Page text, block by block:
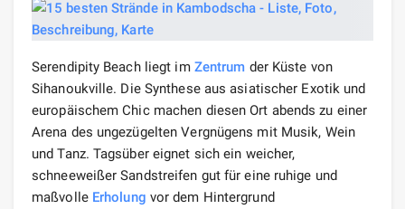
Serendipity Beach liegt im Zentrum der Küste von
Sihanoukville. Die Synthese aus asiatischer Exotik und
europäischem Chic machen diesen Ort abends zu einer
Arena des ungezügelten Vergnügens mit Musik, Wein
und Tanz. Tagsüber eignet sich ein weicher,
schneeweißer Sandstreifen gut für eine ruhige und
maßvolle Erholung vor dem Hintergrund